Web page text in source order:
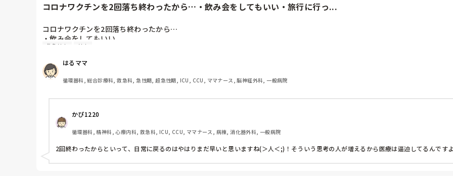
コロナワクチンを2回落ち終わったから…・飲み会をしてもいい・旅行に行っ...
コロナワクチンを2回落ち終わったから…
・飲み会をしてもいい
・マスクを外してもいい
などの考えってどう思いますか？
私は職場的に(救急外来)感染のリスクが高く、まだまだシビアな状況なので、ちょっと…と思ってしまいます。
実際に、医療者で2回ワクチンを打ってても感染したと言う話も聞いています。
世の中的にワクチン接種も進んできて2回打ち終わった方も増えてきていて、危機感がなくなってきているような気がして
主人の職場…クラスター発生したことがあるのに、今度送別会をするそうです…
なんだか…とてもイヤです…
救急外来 外来
はるママ
循環器科, 総合診療科, 救急科, 急性期, 超急性期, ICU, CCU, ママナース, 脳神経外科, 一般病院
かぴ1220
循環器科, 精神科, 心療内科, 救急科, ICU, CCU, ママナース, 病棟, 消化器外科, 一般病院
2回終わったからといって、日常に戻るのはやはりまだ早いと思いますね(＞人＜;)！そういう思考の人が増えるから医療は逼迫してるんです